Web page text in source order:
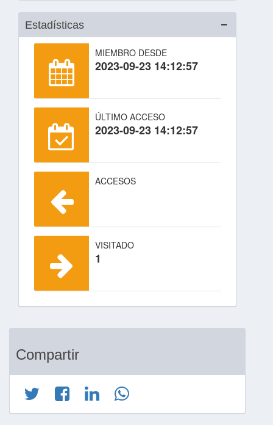
Estadísticas
MIEMBRO DESDE
2023-09-23 14:12:57
ÚLTIMO ACCESO
2023-09-23 14:12:57
ACCESOS
VISITADO
1
Compartir